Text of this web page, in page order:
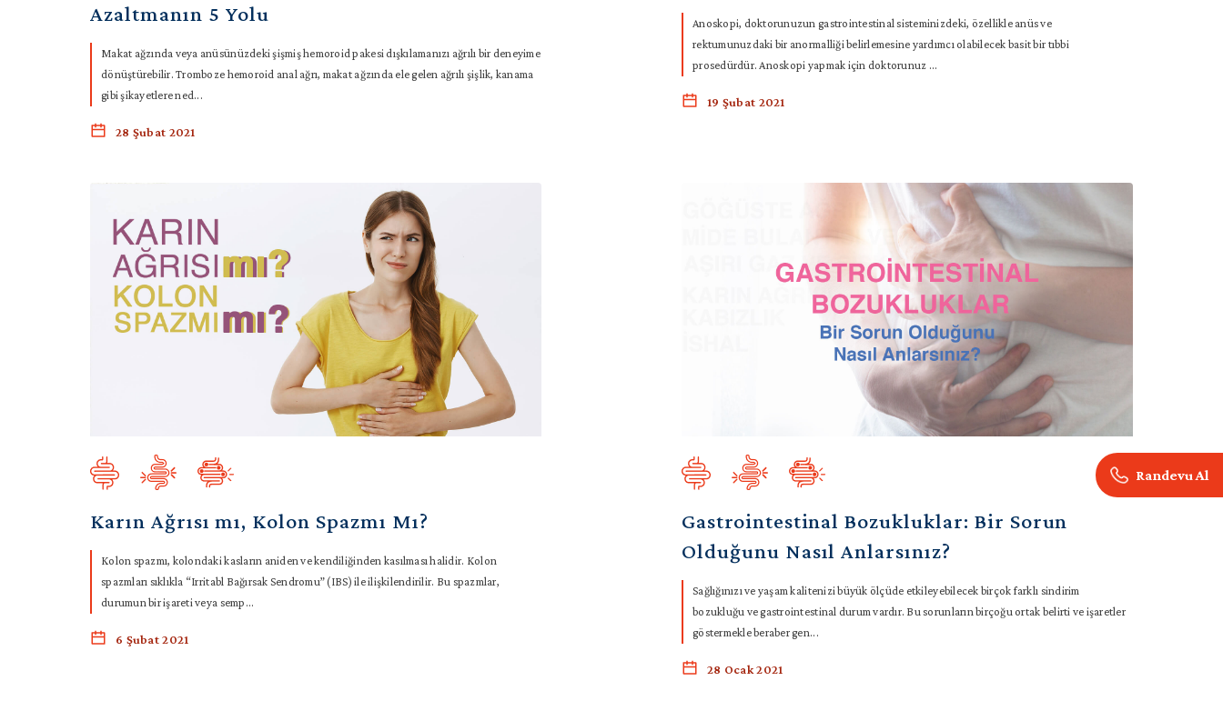
Randevu Al
Azaltmanın 5 Yolu
Makat ağzında veya anüsünüzdeki şişmiş hemoroid pakesi dışkılamanızı ağrılı bir deneyime
dönüştürebilir. Tromboze hemoroid anal ağrı, makat ağzında ele gelen ağrılı şişlik, kanama
gibi şikayetlere ned...
28 Şubat 2021
Anoskopi, doktorunuzun gastrointestinal sisteminizdeki, özellikle anüs ve
rektumunuzdaki bir anormalliği belirlemesine yardımcı olabilecek basit bir tıbbi
prosedürdür. Anoskopi yapmak için doktorunuz ...
19 Şubat 2021
Karın Ağrısı mı, Kolon Spazmı Mı?
Kolon spazmı, kolondaki kasların aniden ve kendiliğinden kasılması halidir. Kolon
spazmları sıklıkla “Irritabl Bağırsak Sendromu” (IBS) ile ilişkilendirilir. Bu spazmlar,
durumun bir işareti veya semp...
6 Şubat 2021
Gastrointestinal Bozukluklar: Bir Sorun
Olduğunu Nasıl Anlarsınız?
Sağlığınızı ve yaşam kalitenizi büyük ölçüde etkileyebilecek birçok farklı sindirim
bozukluğu ve gastrointestinal durum vardır. Bu sorunların birçoğu ortak belirti ve işaretler
göstermekle beraber gen...
28 Ocak 2021